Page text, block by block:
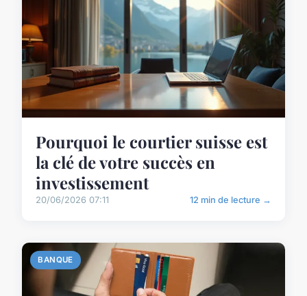
Pourquoi le courtier suisse est
la clé de votre succès en
investissement
20/06/2026 07:11 12 min de lecture →
BANQUE